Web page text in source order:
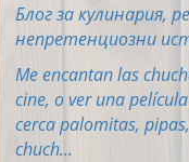
Блог за кулинария,
непретенциозни
Me encantan las
cine, o ver una
cerca palomitas,
chuch...